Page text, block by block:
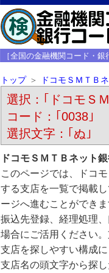
［全国の金融機関コード・
トップ ドコモＳＭＴＢ
選択：｢ドコモＳ
コード：｢0038｣
選択文字：｢ぬ｣
ドコモＳＭＴＢネット
このページでは、ドコ
する支店を一覧で掲載
ージへ進むことができま
振込先登録、経理処理
場合にご活用ください
支店を探しやすい構成に
支店名の頭文字から探